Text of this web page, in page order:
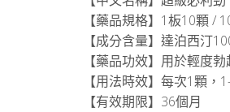
【藥品規格】1板10顆 /
【成分含量】達泊西汀
【藥品功效】用於輕度
【用法時效】每次1顆
【有效期限】36個月